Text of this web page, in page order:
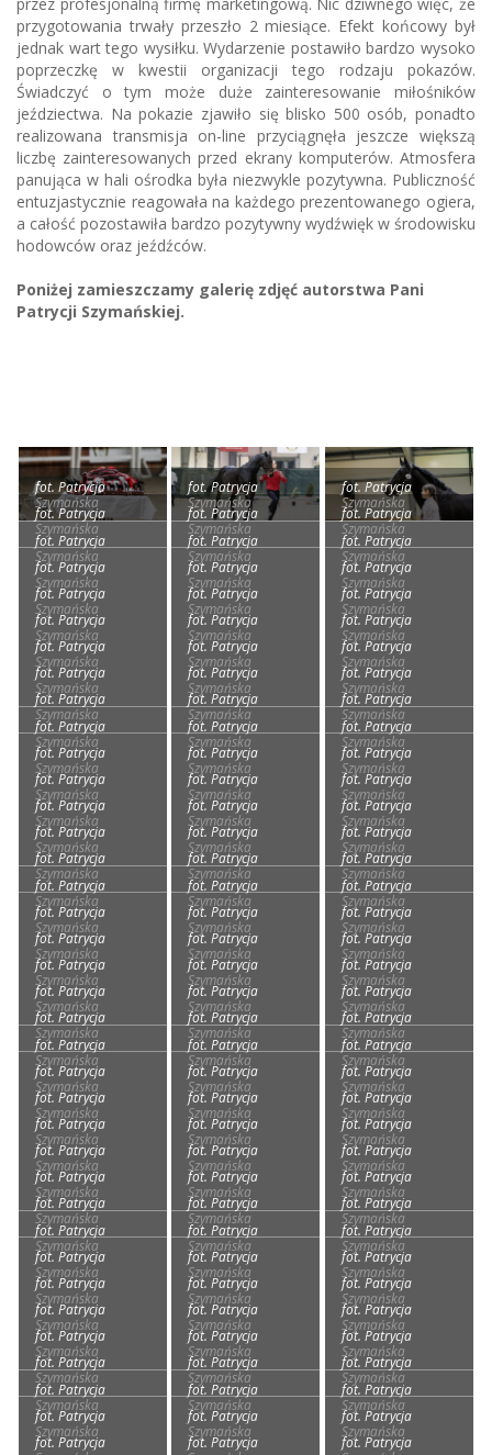
przez profesjonalną firmę marketingową. Nic dziwnego więc, że
przygotowania trwały przeszło 2 miesiące. Efekt końcowy był
jednak wart tego wysiłku. Wydarzenie postawiło bardzo wysoko
poprzeczkę w kwestii organizacji tego rodzaju pokazów.
Świadczyć o tym może duże zainteresowanie miłośników
jeździectwa. Na pokazie zjawiło się blisko 500 osób, ponadto
realizowana transmisja on-line przyciągnęła jeszcze większą
liczbę zainteresowanych przed ekrany komputerów. Atmosfera
panująca w hali ośrodka była niezwykle pozytywna. Publiczność
entuzjastycznie reagowała na każdego prezentowanego ogiera,
a całość pozostawiła bardzo pozytywny wydźwięk w środowisku
hodowców oraz jeźdźców.
Poniżej zamieszczamy galerię zdjęć autorstwa Pani
Patrycji Szymańskiej.
fot. Patrycja
Szymańska
fot. Patrycja
Szymańska
fot. Patrycja
Szymańska
fot. Patrycja
Szymańska
fot. Patrycja
Szymańska
fot. Patrycja
Szymańska
fot. Patrycja
Szymańska
fot. Patrycja
Szymańska
fot. Patrycja
Szymańska
fot. Patrycja
Szymańska
fot. Patrycja
Szymańska
fot. Patrycja
Szymańska
fot. Patrycja
Szymańska
fot. Patrycja
Szymańska
fot. Patrycja
Szymańska
fot. Patrycja
Szymańska
fot. Patrycja
Szymańska
fot. Patrycja
Szymańska
fot. Patrycja
Szymańska
fot. Patrycja
Szymańska
fot. Patrycja
Szymańska
fot. Patrycja
Szymańska
fot. Patrycja
Szymańska
fot. Patrycja
Szymańska
fot. Patrycja
Szymańska
fot. Patrycja
Szymańska
fot. Patrycja
Szymańska
fot. Patrycja
Szymańska
fot. Patrycja
Szymańska
fot. Patrycja
Szymańska
fot. Patrycja
Szymańska
fot. Patrycja
Szymańska
fot. Patrycja
Szymańska
fot. Patrycja
Szymańska
fot. Patrycja
Szymańska
fot. Patrycja
Szymańska
fot. Patrycja
Szymańska
fot. Patrycja
Szymańska
fot. Patrycja
Szymańska
fot. Patrycja
Szymańska
fot. Patrycja
Szymańska
fot. Patrycja
Szymańska
fot. Patrycja
Szymańska
fot. Patrycja
Szymańska
fot. Patrycja
Szymańska
fot. Patrycja
Szymańska
fot. Patrycja
Szymańska
fot. Patrycja
Szymańska
fot. Patrycja
Szymańska
fot. Patrycja
Szymańska
fot. Patrycja
Szymańska
fot. Patrycja
Szymańska
fot. Patrycja
Szymańska
fot. Patrycja
Szymańska
fot. Patrycja
Szymańska
fot. Patrycja
Szymańska
fot. Patrycja
Szymańska
fot. Patrycja
Szymańska
fot. Patrycja
Szymańska
fot. Patrycja
Szymańska
fot. Patrycja
Szymańska
fot. Patrycja
Szymańska
fot. Patrycja
Szymańska
fot. Patrycja
Szymańska
fot. Patrycja
Szymańska
fot. Patrycja
Szymańska
fot. Patrycja
Szymańska
fot. Patrycja
Szymańska
fot. Patrycja
Szymańska
fot. Patrycja
Szymańska
fot. Patrycja
Szymańska
fot. Patrycja
Szymańska
fot. Patrycja
Szymańska
fot. Patrycja
Szymańska
fot. Patrycja
Szymańska
fot. Patrycja
Szymańska
fot. Patrycja
Szymańska
fot. Patrycja
Szymańska
fot. Patrycja
Szymańska
fot. Patrycja
Szymańska
fot. Patrycja
Szymańska
fot. Patrycja
Szymańska
fot. Patrycja
Szymańska
fot. Patrycja
Szymańska
fot. Patrycja
Szymańska
fot. Patrycja
Szymańska
fot. Patrycja
Szymańska
fot. Patrycja
Szymańska
fot. Patrycja
Szymańska
fot. Patrycja
Szymańska
fot. Patrycja
Szymańska
fot. Patrycja
Szymańska
fot. Patrycja
Szymańska
fot. Patrycja
Szymańska
fot. Patrycja
Szymańska
fot. Patrycja
Szymańska
fot. Patrycja
Szymańska
fot. Patrycja
Szymańska
fot. Patrycja
Szymańska
fot. Patrycja
Szymańska
fot. Patrycja
Szymańska
fot. Patrycja
Szymańska
fot. Patrycja
Szymańska
fot. Patrycja
Szymańska
fot. Patrycja
Szymańska
fot. Patrycja
Szymańska
fot. Patrycja
Szymańska
fot. Patrycja
Szymańska
fot. Patrycja
fot. Patrycja
fot. Patrycja